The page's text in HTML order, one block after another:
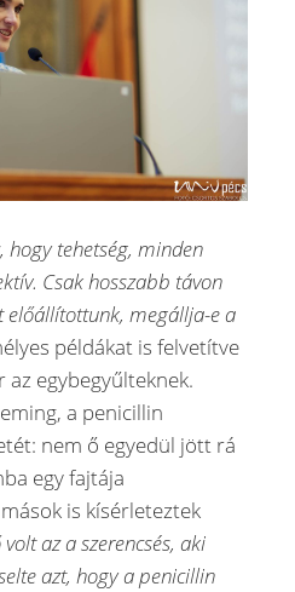
hogy tehetség, minden
Csak hosszabb távon
megállja-e a
példákat is felvetítve
egybegyűlteknek.
a penicillin
nem ő egyedül jött rá
egy fajtája
is kísérleteztek
az a szerencsés, aki
azt, hogy a penicillin